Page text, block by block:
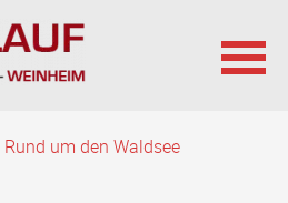
um den Waldsee